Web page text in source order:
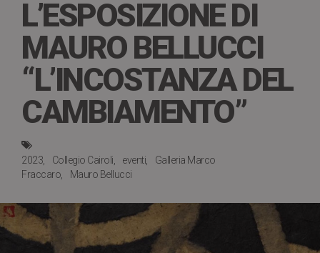
L’ESPOSIZIONE DI
MAURO BELLUCCI
“L’INCOSTANZA DEL
CAMBIAMENTO”
2023 Collegio Cairoli eventi
Galleria Marco
Fraccaro
Mauro Bellucci